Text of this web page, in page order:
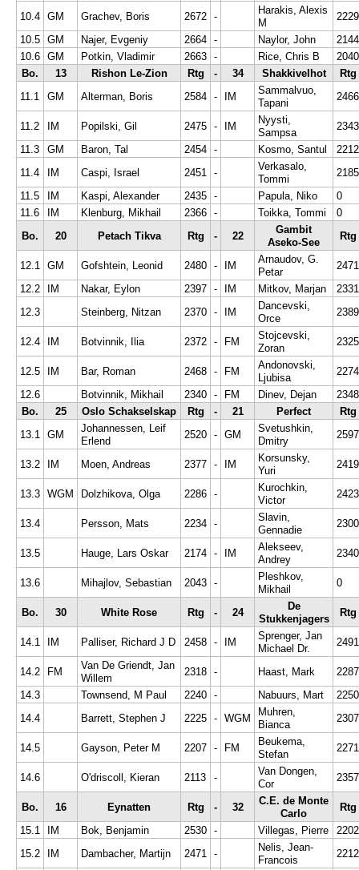
10.4 GM Grachev, Boris 2672 -
Harakis, Alexis
M
2229
10.5 GM Najer, Evgeniy 2664 - Naylor, John
2144
10.6 GM Potkin, Vladimir 2663 - Rice, Chris B
2040
Bo.
13 Rishon Le-Zion Rtg - 34 Shakkivelhot
Rtg
11.1
GM Alterman, Boris 2584 - IM
Sammalvuo,
Tapani
2466
11.2 IM Popilski, Gil 2475 - IM
Nyysti,
Sampsa
2343
11.3
GM Baron, Tal 2454 - Kosmo, Santul
2212
11.4
IM Caspi, Israel 2451 -
Verkasalo,
Tommi
2185
11.5
IM Kaspi, Alexander 2435 - Papula, Niko
0
11.6
IM Klenburg, Mikhail 2366 - Toikka, Tommi
0
Bo.
20 Petach Tikva Rtg - 22
Gambit
Aseko-See
Rtg
12.1 GM Gofshtein, Leonid 2480 - IM
Arnaudov, G.
Petar
2471
12.2
IM Nakar, Eylon 2397 - IM Mitkov, Marjan
2331
12.3
Steinberg, Nitzan 2370 - IM
Dancevski,
Orce
2389
12.4 IM Botvinnik, Ilia 2372 - FM
Stojcevski,
Zoran
2325
12.5 IM Bar, Roman 2468 - FM
Andonovski,
Ljubisa
2274
12.6
Botvinnik, Mikhail 2340 - FM Dinev, Dejan
2348
Bo.
25 Oslo Schakselskap Rtg - 21 Perfect
Rtg
13.1 GM
Johannessen, Leif
Erlend
2520 - GM
Svetushkin,
Dmitry
2597
13.2 IM Moen, Andreas 2377 - IM
Korsunsky,
Yuri
2419
13.3 WGM Dolzhikova, Olga 2286 -
Kurochkin,
Victor
2423
13.4 Persson, Mats 2234 -
Slavin,
Gennadie
2300
13.5 Hauge, Lars Oskar 2174 - IM
Alekseev,
Andrey
2340
13.6 Mihajlov, Sebastian 2043 -
Pleshkov,
Mikhail
0
Bo. 30 White Rose Rtg - 24
De
Stukkenjagers
Rtg
14.1 IM Palliser, Richard J D 2458 - IM
Sprenger, Jan
Michael Dr.
2491
14.2 FM
Van De Griendt, Jan
Willem
2318 - Haast, Mark
2287
14.3
Townsend, M Paul 2240 - Nabuurs, Mart
2250
14.4
Barrett, Stephen J 2225 - WGM
Muhren,
Bianca
2307
14.5 Gayson, Peter M 2207 - FM
Beukema,
Stefan
2271
14.6 O'driscoll, Kieran 2113 -
Van Dongen,
Cor
2357
Bo. 16 Eynatten Rtg - 32
C.E. de Monte
Carlo
Rtg
15.1
IM Bok, Benjamin 2530 - Villegas, Pierre
2202
15.2
IM Dambacher, Martijn 2471 -
Nelis, Jean-
Francois
2212